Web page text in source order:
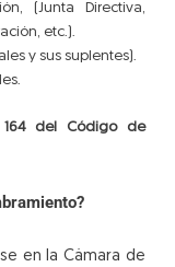
(Junta Directiva,
etc.).
y sus suplentes).
del Código de
en la Cámara de